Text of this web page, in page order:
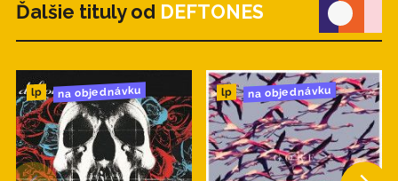
Ďalšie tituly od DEFTONES
lp na objednávku lp na objednávku